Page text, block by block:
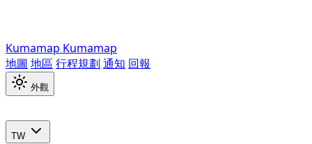
Kumamap Kumamap
地圖 地區 行程規劃 通知 回報
外觀
TW